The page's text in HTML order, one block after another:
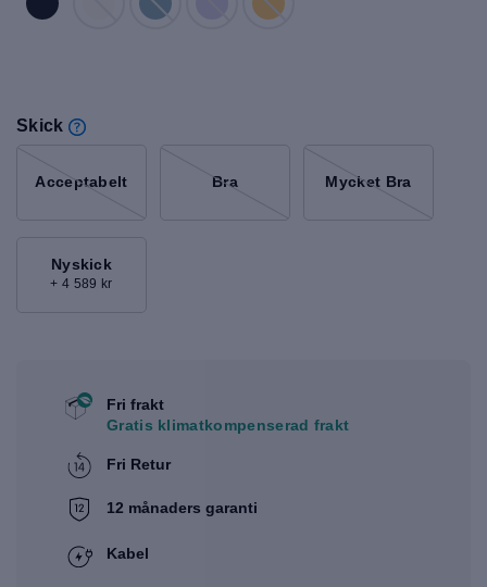
Skick
Acceptabelt Bra Mycket Bra
Nyskick
+ 4 589 kr
Fri frakt
Gratis klimatkompenserad frakt
Fri Retur
12 månaders garanti
Kabel